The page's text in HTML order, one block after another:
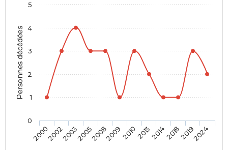
Personnes décédées
200020022003200520082009201020132014201820192024
0
1
2
3
4
5